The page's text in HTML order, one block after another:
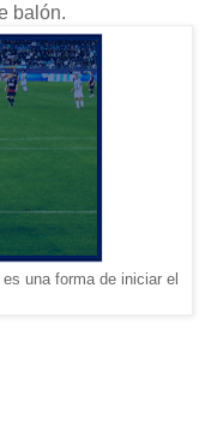
balón.
una forma de iniciar el